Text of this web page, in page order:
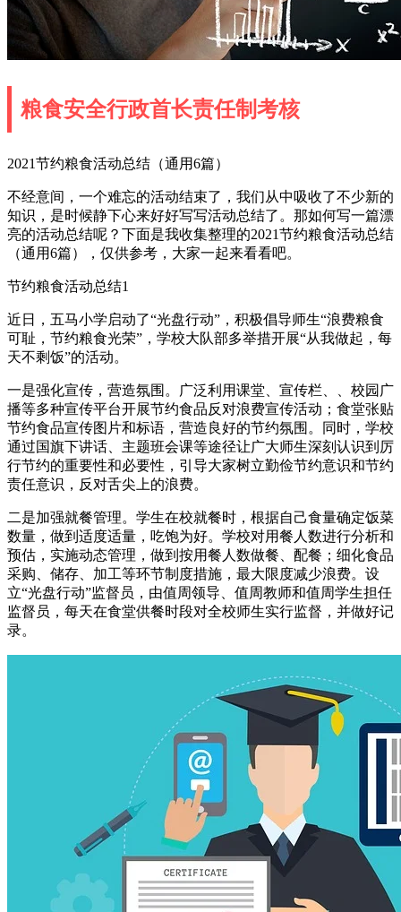
粮食安全行政首长责任制考核
2021节约粮食活动总结（通用6篇）
不经意间，一个难忘的活动结束了，我们从中吸收了不少新的
知识，是时候静下心来好好写写活动总结了。那如何写一篇漂
亮的活动总结呢？下面是我收集整理的2021节约粮食活动总结
（通用6篇），仅供参考，大家一起来看看吧。
节约粮食活动总结1
近日，五马小学启动了“光盘行动”，积极倡导师生“浪费粮食
可耻，节约粮食光荣”，学校大队部多举措开展“从我做起，每
天不剩饭”的活动。
一是强化宣传，营造氛围。广泛利用课堂、宣传栏、、校园广
播等多种宣传平台开展节约食品反对浪费宣传活动；食堂张贴
节约食品宣传图片和标语，营造良好的节约氛围。同时，学校
通过国旗下讲话、主题班会课等途径让广大师生深刻认识到厉
行节约的重要性和必要性，引导大家树立勤俭节约意识和节约
责任意识，反对舌尖上的浪费。
二是加强就餐管理。学生在校就餐时，根据自己食量确定饭菜
数量，做到适度适量，吃饱为好。学校对用餐人数进行分析和
预估，实施动态管理，做到按用餐人数做餐、配餐；细化食品
采购、储存、加工等环节制度措施，最大限度减少浪费。设
立“光盘行动”监督员，由值周领导、值周教师和值周学生担任
监督员，每天在食堂供餐时段对全校师生实行监督，并做好记
录。